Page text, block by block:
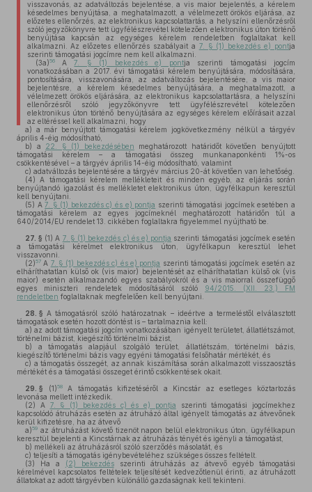
visszavonás, az adatváltozás bejelentése, a vis maior bejelentés, a kérelem
késedelmes benyújtása, a meghatalmazott, a vélelmezett örökös eljárása, az
előzetes ellenőrzés, az elektronikus kapcsolattartás, a helyszíni ellenőrzésről
szóló jegyzőkönyvre tett ügyfélészrevétel kötelezően elektronikus úton történő
benyújtása kapcsán az egységes kérelem rendeletben foglaltakat kell
alkalmazni. Az előzetes ellenőrzés szabályait a 7. § (1) bekezdés e) pontja
szerinti támogatási jogcímre nem kell alkalmazni.
(3a)56A7. § (1) bekezdés e) pontja szerinti támogatási jogcím
vonatkozásában a 2017. évi támogatási kérelem benyújtására, módosítására,
pontosítására, visszavonására, az adatváltozás bejelentésére, a vis maior
bejelentésre, a kérelem késedelmes benyújtására, a meghatalmazott, a
vélelmezett örökös eljárására, az elektronikus kapcsolattartásra, a helyszíni
ellenőrzésről szóló jegyzőkönyvre tett ügyfélészrevétel kötelezően
elektronikus úton történő benyújtására az egységes kérelem előírásait azzal
az eltéréssel kell alkalmazni, hogy
a) a már benyújtott támogatási kérelem jogkövetkezmény nélkül a tárgyév
április 4-éig módosítható,
b) a 22. § (1) bekezdésében meghatározott határidőt követően benyújtott
támogatási kérelem – a támogatási összeg munkanaponkénti 1%-os
csökkentésével – a tárgyév április 14-éig módosítható, valamint
c) adatváltozás bejelentésére a tárgyév március 20-át követően van lehetőség.
(4) A támogatási kérelem mellékleteit és minden egyéb, az eljárás során
benyújtandó igazolást és mellékletet elektronikus úton, ügyfélkapun keresztül
kell benyújtani.
(5) A7. § (1) bekezdés c) és e) pontja szerinti támogatási jogcímek esetében a
támogatási kérelem az egyes jogcímeknél meghatározott határidőn túl a
640/2014/EU rendelet 13. cikkében foglaltakra figyelemmel nyújtható be.
27. § (1) A 7. § (1) bekezdés c) és e) pontja szerinti támogatási jogcímek esetén
a támogatási kérelmet elektronikus úton, ügyfélkapun keresztül lehet
visszavonni.
(2)57 A 7. § (1) bekezdés c) és e) pontja szerinti támogatási jogcímek esetén az
elháríthatatlan külső ok (vis maior) bejelentését az elháríthatatlan külső ok (vis
maior) esetén alkalmazandó egyes szabályokról és a vis maiorral összefüggő
egyes miniszteri rendeletek módosításáról szóló 94/2015. (XII. 23.) FM
rendeletben foglaltaknak megfelelően kell benyújtani.
28. § A támogatásról szóló határozatnak – ideértve a termeléstől elválasztott
támogatások esetén hozott döntést is – tartalmaznia kell:
a) az adott támogatási jogcím vonatkozásában igényelt területet, állatlétszámot,
történelmi bázist, kiegészítő történelmi bázist,
b) a támogatás alapjául szolgáló terület, állatlétszám, történelmi bázis,
kiegészítő történelmi bázis vagy egyéni támogatási felsőhatár mértékét, és
c) a támogatás összegét, az annak kiszámítása során alkalmazott visszaosztás
mértékét és a támogatási összeget érintő csökkentések okait.
29. § (1)58A támogatás kifizetéséről a Kincstár az esetleges köztartozás
levonása mellett intézkedik.
(2) A 7. § (1) bekezdés c) és e) pontja szerinti támogatási jogcímekhez
kapcsolódó átruházás esetén az átruházó által igényelt támogatás az átvevőnek
kerül kifizetésre, ha az átvevő
a)59 az átruházást követő tizenöt napon belül elektronikus úton, ügyfélkapun
keresztül bejelenti a Kincstárnak az átruházás tényét és igényli a támogatást,
b) mellékeli az átruházásról szóló szerződés másolatát, és
c) teljesíti a támogatás igénybevételéhez szükséges összes feltételt.
(3) Ha a (2) bekezdésszerinti átruházás az átvevő egyéb támogatási
kérelmével kapcsolatos feltételek teljesítését kedvezőtlenül érinti, az átruházott
állatokat az adott tárgyévben különálló gazdaságnak kell tekinteni.